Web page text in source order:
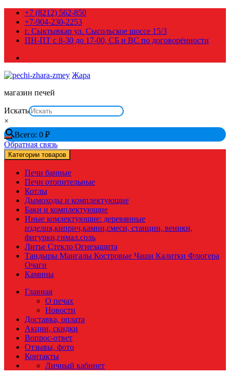
Перейти
содержимому
+7 (8212) 562-850
+7-904-230-2253
г. Сыктывкар ул. Сысольское шоссе 15/3
ПН-ПТ с 8-30 до 17-00, СБ и ВС по договорённости
Жара
магазин печей
Искать
×
Всего: 0 ₽
Обратная связь
Категории товаров
Печи банные
Печи отопительные
Котлы
Дымоходы и комплектующие
Баки и комплектующие
Иные комлектующие: деревянные
изделия,киприч,камни,смеси, станции, веники,
фигурки,гимал.соль
Литье Стекло Огнезащита
Тандыры Мангалы Костровые Чаши Калитки Флюгера
Очаги
Камины
Главная
О печах
Новости
Доставка, оплата
Акции, скидки
Вопрос-ответ
Отзывы, фото
Контакты
Личный кабинет